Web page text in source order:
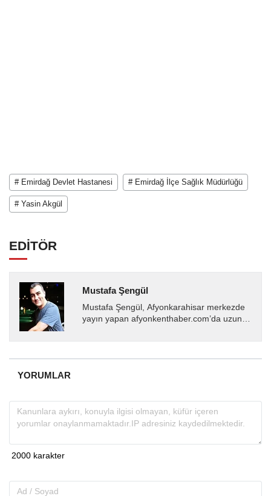
# Emirdağ Devlet Hastanesi # Emirdağ İlçe Sağlık Müdürlüğü
# Yasin Akgül
EDİTÖR
Mustafa Şengül
Mustafa Şengül, Afyonkarahisar merkezde
yayın yapan afyonkenthaber.com’da uzun
almakta, haber akışı...
YORUMLAR